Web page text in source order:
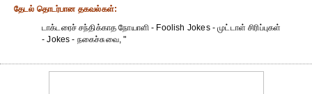
தேட‌ல் தொட‌ர்பான தகவ‌ல்க‌ள்:
டாக்டரைச் சந்திக்காத நோயாளி - Foolish Jokes - முட்டாள் சிரிப்புகள்
- Jokes - நகைச்சுவை, "